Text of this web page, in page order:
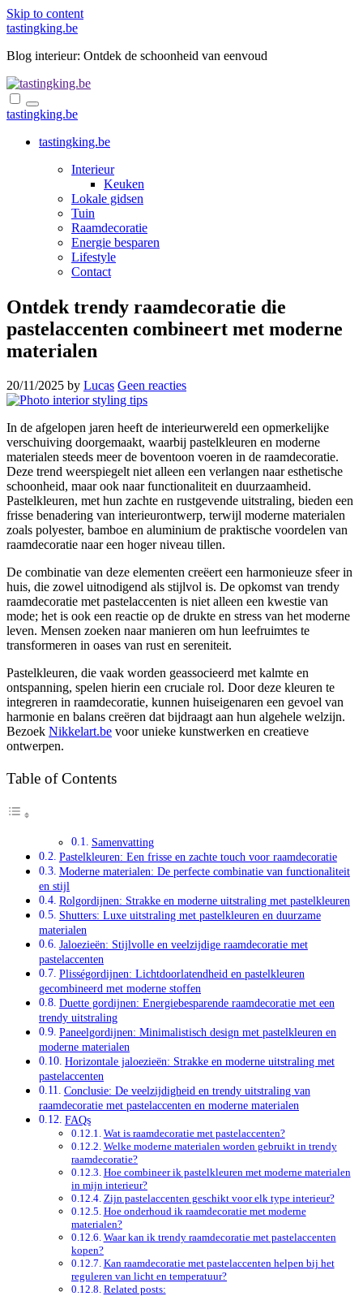
Skip to content
tastingking.be
Blog interieur: Ontdek de schoonheid van eenvoud
tastingking.be
tastingking.be
Interieur
Keuken
Lokale gidsen
Tuin
Raamdecoratie
Energie besparen
Lifestyle
Contact
Ontdek trendy raamdecoratie die
pastelaccenten combineert met moderne
materialen
20/11/2025 by Lucas Geen reacties
In de afgelopen jaren heeft de interieurwereld een opmerkelijke
verschuiving doorgemaakt, waarbij pastelkleuren en moderne
materialen steeds meer de boventoon voeren in de raamdecoratie.
Deze trend weerspiegelt niet alleen een verlangen naar esthetische
schoonheid, maar ook naar functionaliteit en duurzaamheid.
Pastelkleuren, met hun zachte en rustgevende uitstraling, bieden een
frisse benadering van interieurontwerp, terwijl moderne materialen
zoals polyester, bamboe en aluminium de praktische voordelen van
raamdecoratie naar een hoger niveau tillen.
De combinatie van deze elementen creëert een harmonieuze sfeer in
huis, die zowel uitnodigend als stijlvol is. De opkomst van trendy
raamdecoratie met pastelaccenten is niet alleen een kwestie van
mode; het is ook een reactie op de drukte en stress van het moderne
leven. Mensen zoeken naar manieren om hun leefruimtes te
transformeren in oases van rust en sereniteit.
Pastelkleuren, die vaak worden geassocieerd met kalmte en
ontspanning, spelen hierin een cruciale rol. Door deze kleuren te
integreren in raamdecoratie, kunnen huiseigenaren een gevoel van
harmonie en balans creëren dat bijdraagt aan hun algehele welzijn.
Bezoek Nikkelart.be voor unieke kunstwerken en creatieve
ontwerpen.
Table of Contents
Samenvatting
Pastelkleuren: Een frisse en zachte touch voor raamdecoratie
Moderne materialen: De perfecte combinatie van functionaliteit
en stijl
Rolgordijnen: Strakke en moderne uitstraling met pastelkleuren
Shutters: Luxe uitstraling met pastelkleuren en duurzame
materialen
Jaloezieën: Stijlvolle en veelzijdige raamdecoratie met
pastelaccenten
Plisségordijnen: Lichtdoorlatendheid en pastelkleuren
gecombineerd met moderne stoffen
Duette gordijnen: Energiebesparende raamdecoratie met een
trendy uitstraling
Paneelgordijnen: Minimalistisch design met pastelkleuren en
moderne materialen
Horizontale jaloezieën: Strakke en moderne uitstraling met
pastelaccenten
Conclusie: De veelzijdigheid en trendy uitstraling van
raamdecoratie met pastelaccenten en moderne materialen
FAQs
Wat is raamdecoratie met pastelaccenten?
Welke moderne materialen worden gebruikt in trendy
raamdecoratie?
Hoe combineer ik pastelkleuren met moderne materialen
in mijn interieur?
Zijn pastelaccenten geschikt voor elk type interieur?
Hoe onderhoud ik raamdecoratie met moderne
materialen?
Waar kan ik trendy raamdecoratie met pastelaccenten
kopen?
Kan raamdecoratie met pastelaccenten helpen bij het
reguleren van licht en temperatuur?
Related posts: